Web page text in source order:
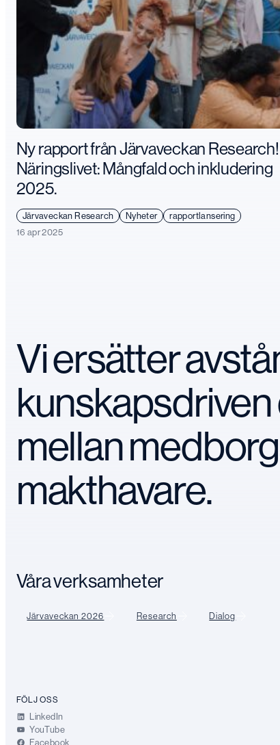
Ny rapport från Järvaveckan Research!
Näringslivet: Mångfald och inkludering
2025.
Järvaveckan Research Nyheter
rapportlansering
16 apr 2025
Vi ersätter
mellan
makthavare.
Våra verksamheter
Järvaveckan 2026 Research Dialog
FÖLJ OSS
LinkedIn
YouTube
Facebook